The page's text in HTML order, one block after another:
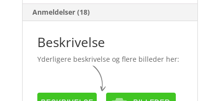
Anmeldelser (18)
Beskrivelse
Yderligere beskrivelse og flere billeder her: